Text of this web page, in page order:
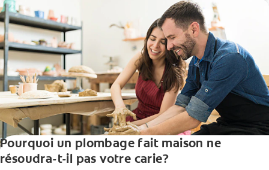
Pourquoi un plombage fait maison ne
résoudra-t-il pas votre carie?